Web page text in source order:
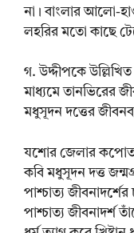
না। বাংলার আলো-
লহরির মতো কাছে
গ. উদ্দীপকে
মাধ্যমে তানভিরের
মধুসূদন দত্তের
যশোর জেলার
কবি মধুসূদন দত্ত
পাশ্চাত্য
পাশ্চাত্য জীবনাদর্শ